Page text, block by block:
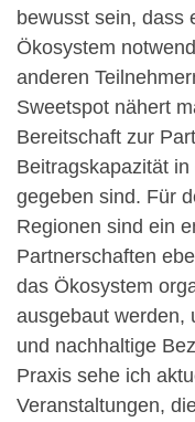
bewusst sein, dass
Ökosystem
anderen
Sweetspot nähert
Bereitschaft zur
Beitragskapazität
gegeben sind. Für
Regionen sind ein
Partnerschaften
das Ökosystem
ausgebaut werden,
und nachhaltige
Praxis sehe ich
Veranstaltungen,